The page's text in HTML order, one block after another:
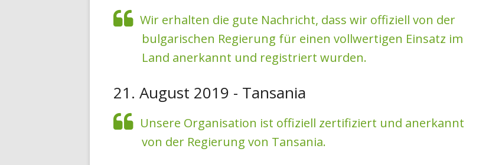
Wir erhalten die gute Nachricht, dass wir offiziell von der
bulgarischen Regierung für einen vollwertigen Einsatz im
Land anerkannt und registriert wurden.
21. August 2019 - Tansania
Unsere Organisation ist offiziell zertifiziert und anerkannt
von der Regierung von Tansania.